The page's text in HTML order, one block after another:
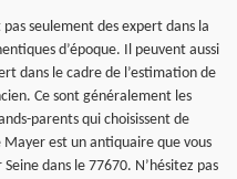
seulement des expert dans la
d’époque. Il peuvent aussi
dans le cadre de l’estimation de
Ce sont généralement les
parents qui choisissent de
est un antiquaire que vous
dans le 77670. N’hésitez pas